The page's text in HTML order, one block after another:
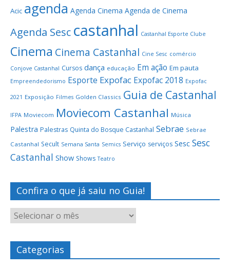
Acic agenda Agenda Cinema Agenda de Cinema
Agenda Sesc castanhal Castanhal Esporte Clube
Cinema Cinema Castanhal Cine Sesc comércio
Conjove Castanhal Cursos dança educação Em ação Em pauta
Empreendedorismo Esporte Expofac Expofac 2018 Expofac
2021 Exposição Filmes Golden Classics Guia de Castanhal
IFPA Moviecom Moviecom Castanhal Música
Palestra Palestras Quinta do Bosque Castanhal Sebrae Sebrae
Castanhal Secult Semana Santa Semics Serviço serviços Sesc Sesc
Castanhal Show Shows Teatro
Confira o que já saiu no Guia!
Categorias